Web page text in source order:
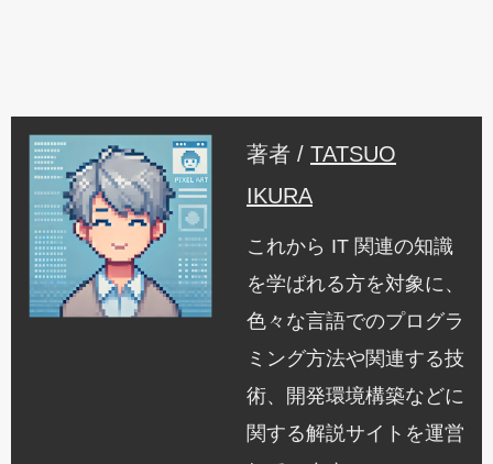
著者 / TATSUO
IKURA
これから IT 関連の知識
を学ばれる方を対象に、
色々な言語でのプログラ
ミング方法や関連する技
術、開発環境構築などに
関する解説サイトを運営